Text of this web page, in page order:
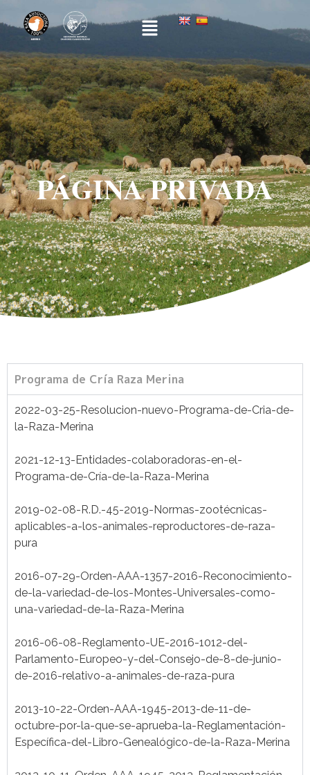
PÁGINA PRIVADA
Programa de Cría Raza Merina
2022-03-25-Resolucion-nuevo-Programa-de-Cria-de-
la-Raza-Merina
2021-12-13-Entidades-colaboradoras-en-el-
Programa-de-Cría-de-la-Raza-Merina
2019-02-08-R.D.-45-2019-Normas-zootécnicas-
aplicables-a-los-animales-reproductores-de-raza-
pura
2016-07-29-Orden-AAA-1357-2016-Reconocimiento-
de-la-variedad-de-los-Montes-Universales-como-
una-variedad-de-la-Raza-Merina
2016-06-08-Reglamento-UE-2016-1012-del-
Parlamento-Europeo-y-del-Consejo-de-8-de-junio-
de-2016-relativo-a-animales-de-raza-pura
2013-10-22-Orden-AAA-1945-2013-de-11-de-
octubre-por-la-que-se-aprueba-la-Reglamentación-
Específica-del-Libro-Genealógico-de-la-Raza-Merina